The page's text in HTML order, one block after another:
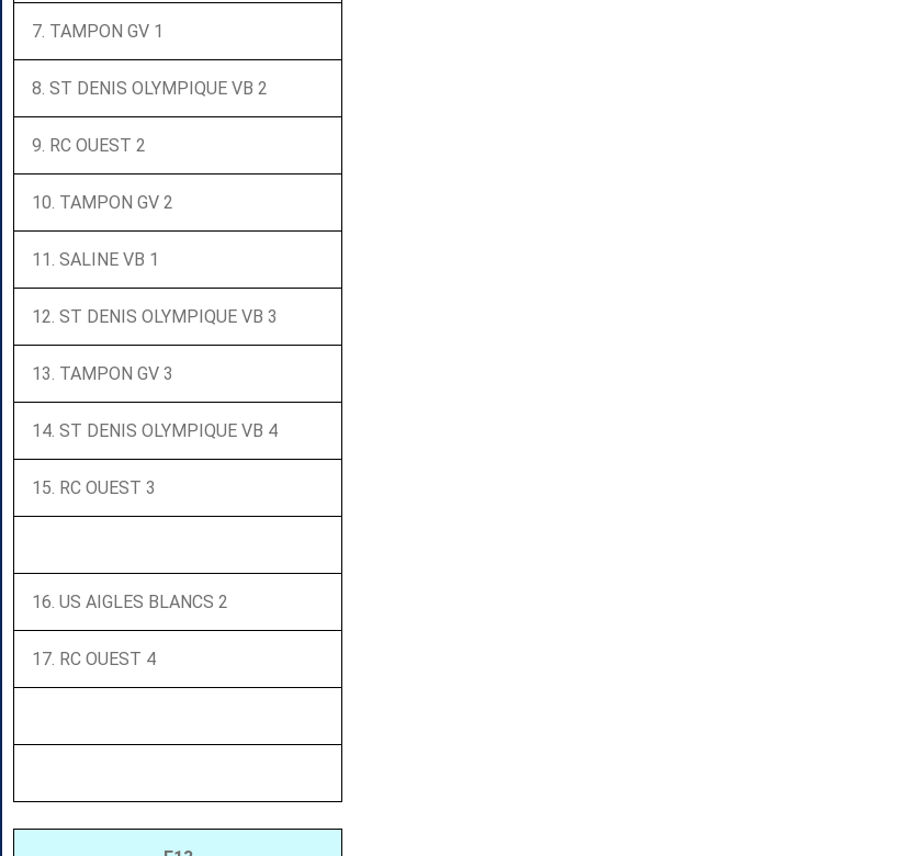
7. TAMPON GV 1
8. ST DENIS OLYMPIQUE VB 2
9. RC OUEST 2
10. TAMPON GV 2
11. SALINE VB 1
12. ST DENIS OLYMPIQUE VB 3
13. TAMPON GV 3
14. ST DENIS OLYMPIQUE VB 4
15. RC OUEST 3
16. US AIGLES BLANCS 2
17. RC OUEST 4